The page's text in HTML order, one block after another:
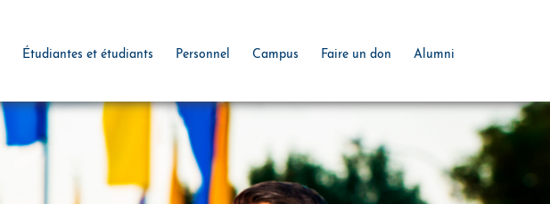
Étudiantes et étudiants Personnel Campus Faire un don Alumni